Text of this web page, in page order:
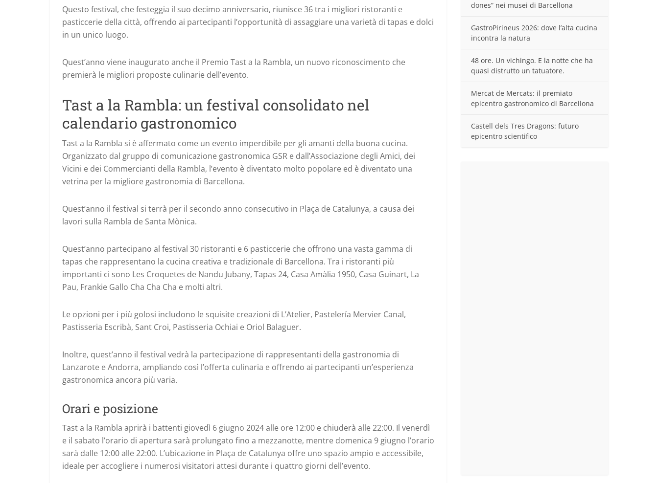
Questo festival, che festeggia il suo decimo anniversario, riunisce 36 tra i migliori ristoranti e
pasticcerie della città, offrendo ai partecipanti l’opportunità di assaggiare una varietà di tapas e dolci
in un unico luogo.
Quest’anno viene inaugurato anche il Premio Tast a la Rambla, un nuovo riconoscimento che
premierà le migliori proposte culinarie dell’evento.
Tast a la Rambla: un festival consolidato nel
calendario gastronomico
Tast a la Rambla si è affermato come un evento imperdibile per gli amanti della buona cucina.
Organizzato dal gruppo di comunicazione gastronomica GSR e dall’Associazione degli Amici, dei
Vicini e dei Commercianti della Rambla, l’evento è diventato molto popolare ed è diventato una
vetrina per la migliore gastronomia di Barcellona.
Quest’anno il festival si terrà per il secondo anno consecutivo in Plaça de Catalunya, a causa dei
lavori sulla Rambla de Santa Mònica.
Quest’anno partecipano al festival 30 ristoranti e 6 pasticcerie che offrono una vasta gamma di
tapas che rappresentano la cucina creativa e tradizionale di Barcellona. Tra i ristoranti più
importanti ci sono Les Croquetes de Nandu Jubany, Tapas 24, Casa Amàlia 1950, Casa Guinart, La
Pau, Frankie Gallo Cha Cha Cha e molti altri.
Le opzioni per i più golosi includono le squisite creazioni di L’Atelier, Pastelería Mervier Canal,
Pastisseria Escribà, Sant Croi, Pastisseria Ochiai e Oriol Balaguer.
Inoltre, quest’anno il festival vedrà la partecipazione di rappresentanti della gastronomia di
Lanzarote e Andorra, ampliando così l’offerta culinaria e offrendo ai partecipanti un’esperienza
gastronomica ancora più varia.
Orari e posizione
Tast a la Rambla aprirà i battenti giovedì 6 giugno 2024 alle ore 12:00 e chiuderà alle 22:00. Il venerdì
e il sabato l’orario di apertura sarà prolungato fino a mezzanotte, mentre domenica 9 giugno l’orario
sarà dalle 12:00 alle 22:00. L’ubicazione in Plaça de Catalunya offre uno spazio ampio e accessibile,
ideale per accogliere i numerosi visitatori attesi durante i quattro giorni dell’evento.
dones” nei musei di Barcellona
GastroPirineus 2026: dove l’alta cucina
incontra la natura
48 ore. Un vichingo. E la notte che ha
quasi distrutto un tatuatore.
Mercat de Mercats: il premiato
epicentro gastronomico di Barcellona
Castell dels Tres Dragons: futuro
epicentro scientifico